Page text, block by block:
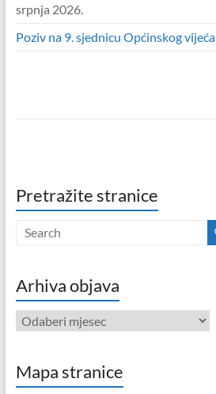
srpnja 2026.
Poziv na 9. sjednicu Općinskog vijeća
Pretražite stranice
Arhiva objava
Arhiva
objava
Mapa stranice